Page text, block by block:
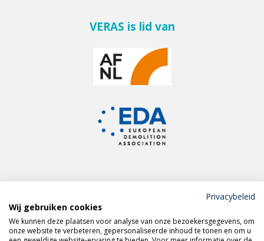
VERAS is lid van
Meld je aan voor de
VERAS nieuwsbrief
Privacybeleid
Wij gebruiken cookies
We kunnen deze plaatsen voor analyse van onze bezoekersgegevens, om
onze website te verbeteren, gepersonaliseerde inhoud te tonen en om u